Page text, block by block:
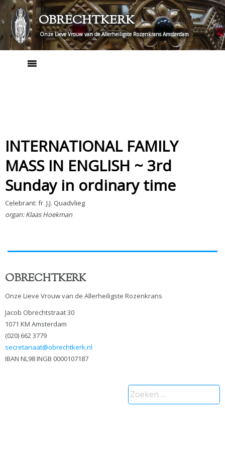
Skip
to
content
OBRECHTKERK
Onze Lieve Vrouw van de Allerheiligste Rozenkrans Amsterdam
INTERNATIONAL FAMILY
MASS IN ENGLISH ~ 3rd
Sunday in ordinary time
Celebrant: fr. J.J. Quadvlieg
organ: Klaas Hoekman
OBRECHTKERK
Onze Lieve Vrouw van de Allerheiligste Rozenkrans
Jacob Obrechtstraat 30
1071 KM Amsterdam
(020) 662 3779
secretariaat@obrechtkerk.nl
IBAN NL98 INGB 0000107187
Zoeken
naar: